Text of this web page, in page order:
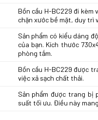
Bồn cầu H-BC229 đi kèm
chặn xước bề mặt, duy trì
Sản phẩm có kiểu dáng
của bạn. Kích thước
phòng tắm.
Bồn cầu H-BC229 được
việc xả sạch chất thải.
Sản phẩm được trang bị
suất tối ưu. Điều này